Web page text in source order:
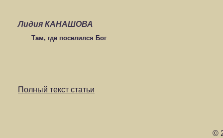
Лидия КАНАШОВА
Там, где поселился Бог
Полный текст статьи
©